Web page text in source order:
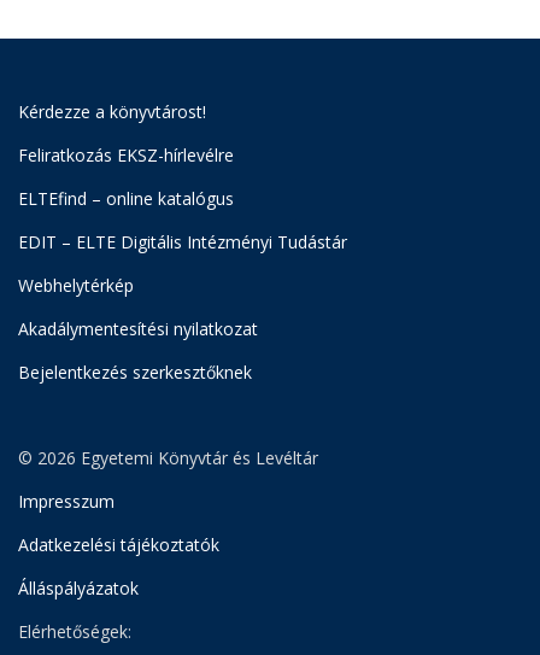
Kérdezze a könyvtárost!
Feliratkozás EKSZ-hírlevélre
ELTEfind – online katalógus
EDIT – ELTE Digitális Intézményi Tudástár
Webhelytérkép
Akadálymentesítési nyilatkozat
Bejelentkezés szerkesztőknek
© 2026 Egyetemi Könyvtár és Levéltár
Impresszum
Adatkezelési tájékoztatók
Álláspályázatok
Elérhetőségek: